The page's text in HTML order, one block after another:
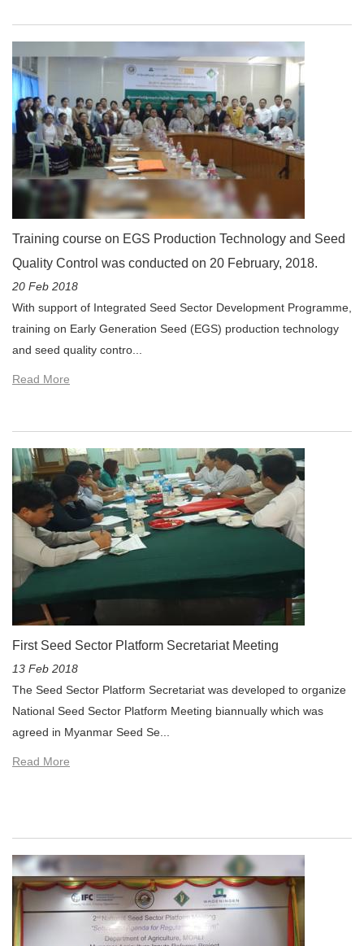
Training course on EGS Production Technology and Seed
Quality Control was conducted on 20 February, 2018.
20 Feb 2018
With support of Integrated Seed Sector Development Programme,
training on Early Generation Seed (EGS) production technology
and seed quality contro...
Read More
First Seed Sector Platform Secretariat Meeting
13 Feb 2018
The Seed Sector Platform Secretariat was developed to organize
National Seed Sector Platform Meeting biannually which was
agreed in Myanmar Seed Se...
Read More